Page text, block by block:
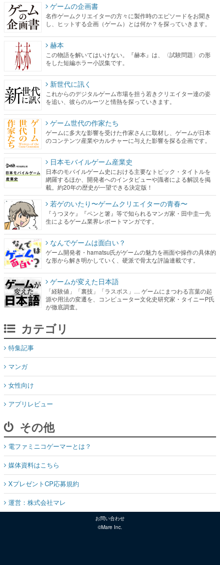
ゲームの企画書
名作ゲームクリエイターの方々に製作時のエピソードをお聞き
し、ヒットする企画（ゲーム）とは何か？を探っていきます。
赫本
この物語を解いてはいけない。『赫本』は、〈試験問題〉の形
をした短編ホラー小説集です。
新世代に訊く
これからのデジタルゲーム市場を担う若きクリエイター達の姿
を追い、彼らのルーツと情熱を探っていきます。
ゲーム世代の作家たち
ゲームに多大な影響を受けた作家さんに取材し、ゲームが日本
のコンテンツ産業やカルチャーに与えた影響を探る企画です。
日本モバイルゲーム産業史
日本のモバイルゲーム史における主要なトピック・タイトルを
網羅するほか、開発者へのインタビューや識者による解説を掲
載。約20年の歴史が一望できる決定版！
若ゲのいたり〜ゲームクリエイターの青春〜
『うつヌケ』『ペンと箸』等で知られるマンガ家・田中圭一先
生によるゲーム業界レポートマンガです。
なんでゲームは面白い？
ゲーム開発者・hamatsu氏がゲームの魅力を画面や操作の具体的
な形から解き明かしていく、硬派で骨太な評論連載です。
ゲームが変えた日本語
「経験値」「裏技」「ラスボス」… ゲームにまつわる言葉の起
源や用法の変遷を、コンピューター文化史研究家・タイニーP氏
が徹底調査。
カテゴリ
特集記事
マンガ
女性向け
アプリレビュー
その他
電ファミニコゲーマーとは？
媒体資料はこちら
XプレゼントCP応募規約
運営：株式会社マレ
お問い合わせ
©Mare Inc.